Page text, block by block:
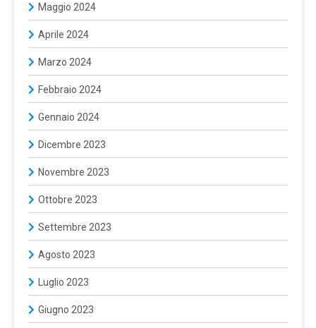
Maggio 2024
Aprile 2024
Marzo 2024
Febbraio 2024
Gennaio 2024
Dicembre 2023
Novembre 2023
Ottobre 2023
Settembre 2023
Agosto 2023
Luglio 2023
Giugno 2023